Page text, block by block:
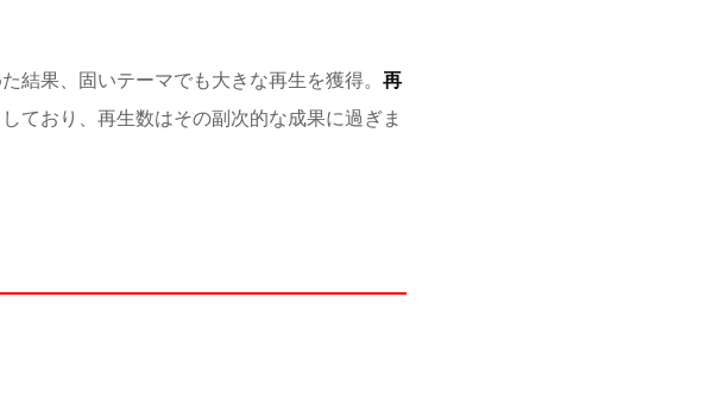
結果、固いテーマでも大きな再生を獲得。 再
ており、再生数はその副次的な成果に過ぎま